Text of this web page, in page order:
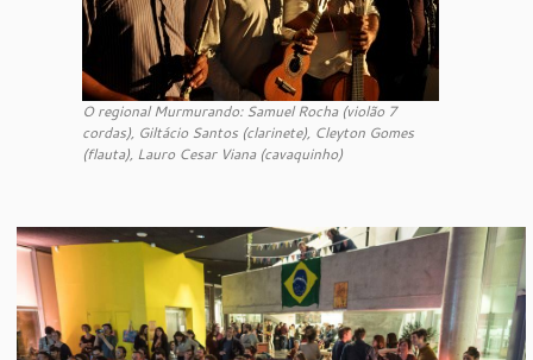
O regional Murmurando: Samuel Rocha (violão 7
cordas), Giltácio Santos (clarinete), Cleyton Gomes
(flauta), Lauro Cesar Viana (cavaquinho)